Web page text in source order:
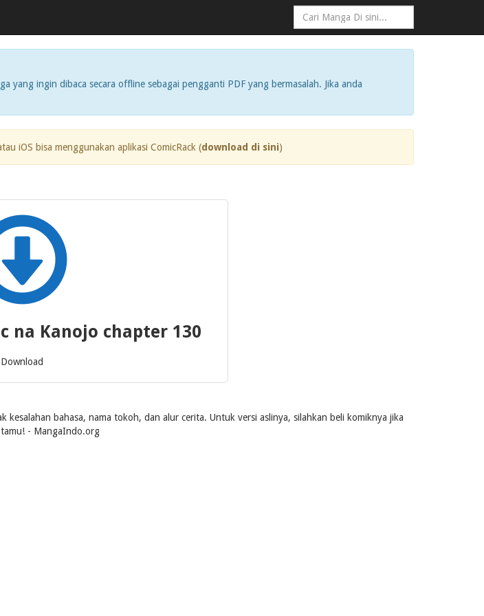
ingin dibaca secara offline sebagai pengganti PDF yang bermasalah. Jika anda
iOS bisa menggunakan aplikasi ComicRack (download di sini)
na Kanojo chapter 130
Download
bahasa, nama tokoh, dan alur cerita. Untuk versi aslinya, silahkan beli komiknya jika
- MangaIndo.org